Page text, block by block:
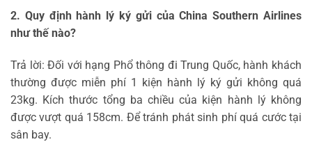
2. Quy định hành lý ký gửi của China Southern Airlines
như thế nào?
Trả lời: Đối với hạng Phổ thông đi Trung Quốc, hành khách
thường được miễn phí 1 kiện hành lý ký gửi không quá
23kg. Kích thước tổng ba chiều của kiện hành lý không
được vượt quá 158cm. Để tránh phát sinh phí quá cước tại
sân bay.